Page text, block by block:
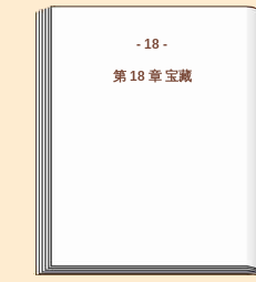
- 18 -
第 18 章 宝藏